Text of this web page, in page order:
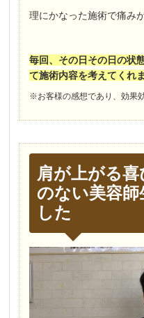
理にかなった施術で痛み
毎回、その日その日の状
て施術内容を考えてくれ
※お客様の感想であり、効果
肩が上がる
のない美容師
した